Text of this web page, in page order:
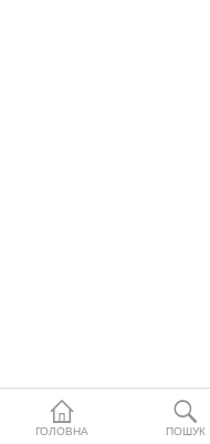
ГОЛОВНА ПОШУК